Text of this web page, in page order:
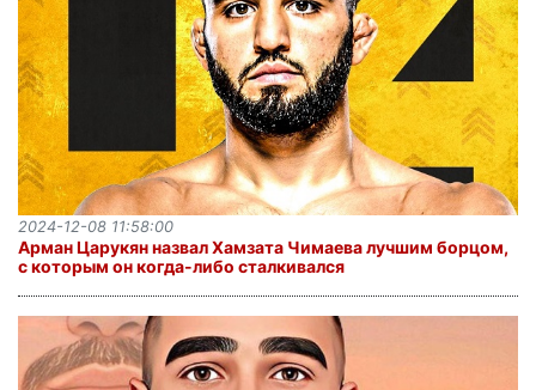
Арман Царукян назвал Хамзата Чимаева лучшим борцом,
с которым он когда-либо сталкивался
2024-12-08 11:58:00